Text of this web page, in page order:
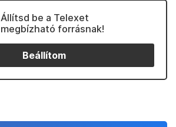
Állítsd be a Telexet
megbízható forrásnak!
Beállítom